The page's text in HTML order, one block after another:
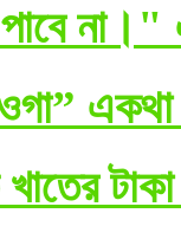
না।"
একথা